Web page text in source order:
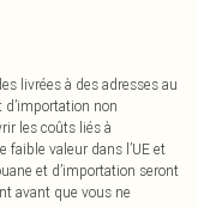
livrées à des adresses au
d’importation non
les coûts liés à
faible valeur dans l’UE et
et d’importation seront
avant que vous ne